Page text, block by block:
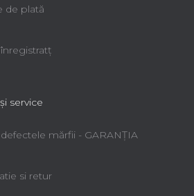
de plată
service
mărfii - GARANŢIA
si retur